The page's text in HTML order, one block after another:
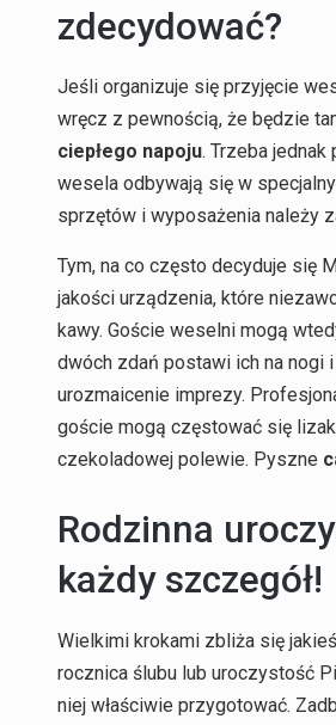
zdecydować?
Jeśli organizuje się przyjęcie
wręcz z pewnością, że będzie
ciepłego napoju. Trzeba
wesela odbywają się w
sprzętów i wyposażenia należy
Tym, na co często decyduje się
jakości urządzenia, które
kawy. Goście weselni mogą
dwóch zdań postawi ich na nogi
urozmaicenie imprezy.
goście mogą częstować się
czekoladowej polewie. Pyszne
Rodzinna
każdy szczegół!
Wielkimi krokami zbliża się jakieś
rocznica ślubu lub uroczystość
niej właściwie przygotować.